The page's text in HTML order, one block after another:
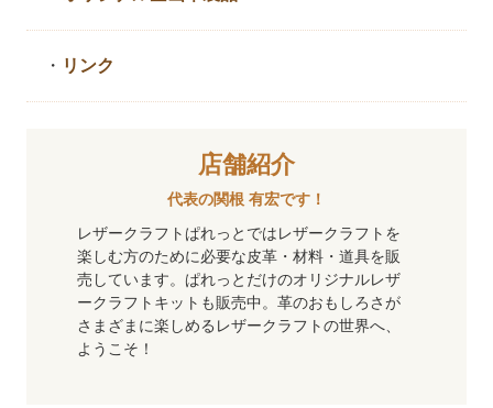
・ リンク
店舗紹介
代表の関根 有宏です！
レザークラフトぱれっとではレザークラフトを
楽しむ方のために必要な皮革・材料・道具を販
売しています。ぱれっとだけのオリジナルレザ
ークラフトキットも販売中。革のおもしろさが
さまざまに楽しめるレザークラフトの世界へ、
ようこそ！